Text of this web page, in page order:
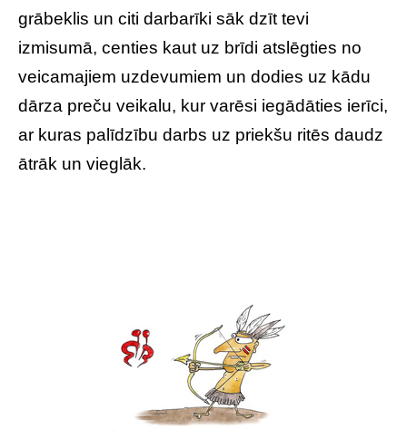
grābeklis un citi darbarīki sāk dzīt tevi
izmisumā, centies kaut uz brīdi atslēgties no
veicamajiem uzdevumiem un dodies uz kādu
dārza preču veikalu, kur varēsi iegādāties ierīci,
ar kuras palīdzību darbs uz priekšu ritēs daudz
ātrāk un vieglāk.